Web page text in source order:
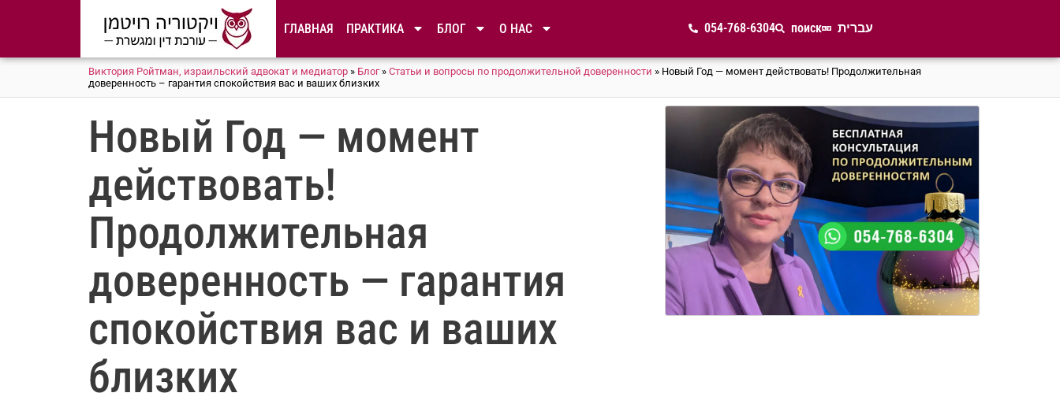
ГЛАВНАЯ ПРАКТИКА БЛОГ О НАС 054-768-6304 поиск עברית
Виктория Ройтман, израильский адвокат и медиатор » Блог» Статьи и вопросы по продолжительной доверенности » Новый Год — момент действовать! Продолжительная
доверенность – гарантия спокойствия вас и ваших близких
Новый Год — момент
действовать!
Продолжительная
доверенность — гарантия
спокойствия вас и ваших
близких